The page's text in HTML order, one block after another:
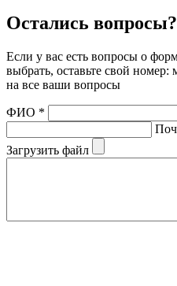
Остались вопросы?
Если у вас есть вопросы о
выбрать, оставьте свой
на все ваши вопросы
ФИО *
Загрузить файл